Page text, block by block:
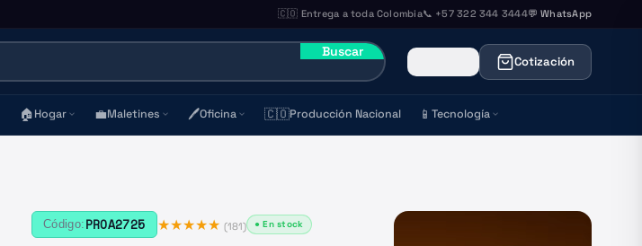
🇨🇴 Entrega a toda Colombia📞 +57 322 344 3444💬 WhatsApp
Buscar
Cotización
🏠Hogar 💼Maletines 🖊️Oficina 🇨🇴Producción Nacional 📱 Tecnología
Código: PROA2725 ★★★★★ (181) ● En stock